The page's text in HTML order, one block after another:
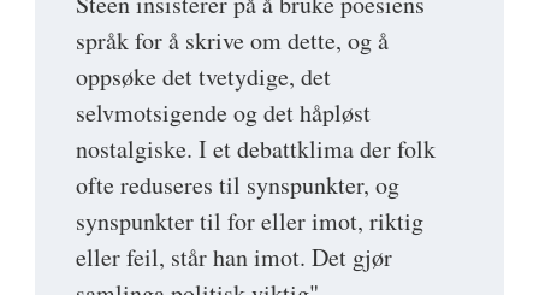
språk for å skrive om dette, og å
oppsøke det tvetydige, det
selvmotsigende og det håpløst
nostalgiske. I et debattklima der folk
ofte reduseres til synspunkter, og
synspunkter til for eller imot, riktig
eller feil, står han imot. Det gjør